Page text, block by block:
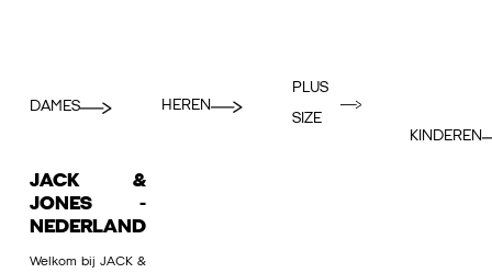
DAMES HEREN
PLUS
SIZE
KINDEREN
JACK &
JONES -
NEDERLAND
Welkom bij JACK &